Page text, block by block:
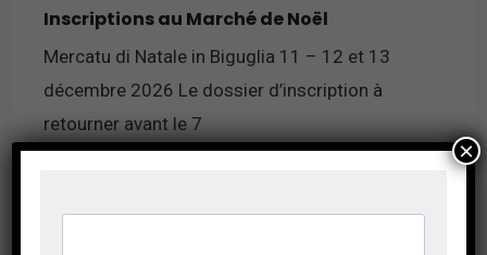
Inscriptions au Marché de Noël
Mercatu di Natale in Biguglia 11 – 12 et 13
décembre 2026 Le dossier d’inscription à
retourner avant le 7
×